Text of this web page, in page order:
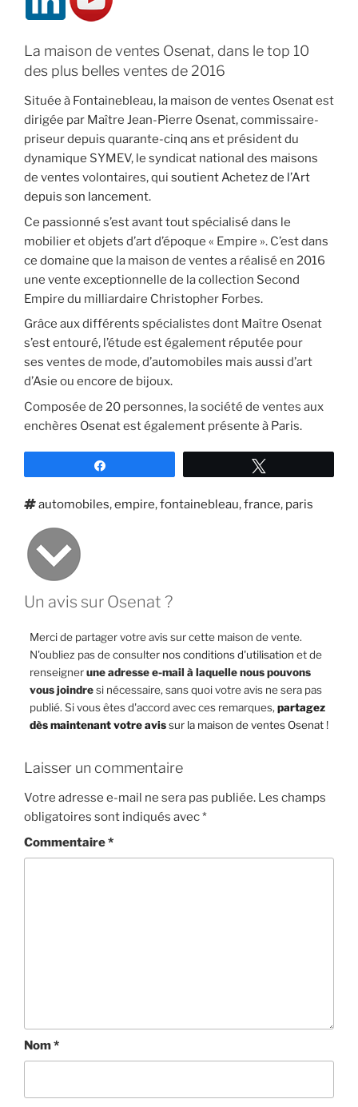
La maison de ventes Osenat, dans le top 10
des plus belles ventes de 2016
Située à Fontainebleau, la maison de ventes Osenat est
dirigée par Maître Jean-Pierre Osenat, commissaire-
priseur depuis quarante-cinq ans et président du
dynamique SYMEV, le syndicat national des maisons
de ventes volontaires, qui soutient Achetez de l’Art
depuis son lancement.
Ce passionné s’est avant tout spécialisé dans le
mobilier et objets d’art d’époque « Empire ». C’est dans
ce domaine que la maison de ventes a réalisé en 2016
une vente exceptionnelle de la collection Second
Empire du milliardaire Christopher Forbes.
Grâce aux différents spécialistes dont Maître Osenat
s’est entouré, l’étude est également réputée pour
ses ventes de mode, d’automobiles mais aussi d’art
d’Asie ou encore de bijoux.
Composée de 20 personnes, la société de ventes aux
enchères Osenat est également présente à Paris.
Étiquettes
automobiles,empire,fontainebleau,france, paris
Un avis sur Osenat ?
Merci de partager votre avis sur cette maison de vente.
N'oubliez pas de consulter nos conditions d'utilisation et de
renseignerune adresse e-mail à laquelle nous pouvons
vous joindresi nécessaire, sans quoi votre avis ne sera pas
publié. Si vous êtes d'accord avec ces remarques, partagez
dès maintenant votre avissur la maison de ventes Osenat!
Laisser un commentaire
Votre adresse e-mail ne sera pas publiée. Les champs
obligatoires sont indiqués avec*
Commentaire*
Nom*